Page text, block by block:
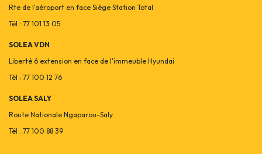
Rte de l'aéroport en face Siège Station Total
Tél : 77 101 13 05
SOLEA VDN
Liberté 6 extension en face de l'immeuble Hyundai
Tél : 77 100 12 76
SOLEA SALY
Route Nationale Ngaparou-Saly
Tél : 77 100 88 39